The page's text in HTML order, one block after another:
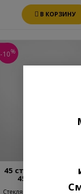
В КОРЗИНУ
45 стеклянная
45мл твист (ТО-
Стеклянная граненая
-10%